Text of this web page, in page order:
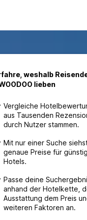
weshalb
lieben
Vergleiche
aus Tausenden
durch Nutzer stammen.
Mit nur einer Suche
genaue Preise für
Hotels.
Passe deine
anhand der Hotelkette,
Ausstattung dem Preis
weiteren Faktoren an.